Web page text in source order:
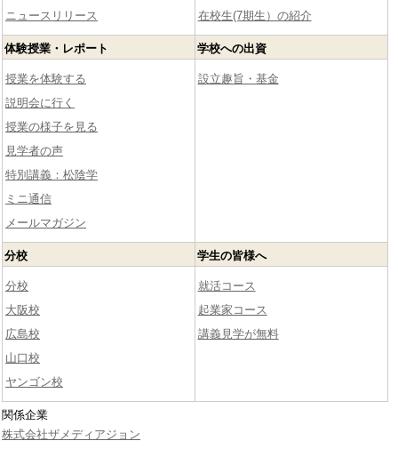
ニュースリリース
在校生(7期生）の紹介
体験授業・レポート
授業を体験する
説明会に行く
授業の様子を見る
見学者の声
特別講義：松陰学
ミニ通信
メールマガジン
学校への出資
設立趣旨・基金
分校
分校
大阪校
広島校
山口校
ヤンゴン校
学生の皆様へ
就活コース
起業家コース
講義見学が無料
関係企業
株式会社ザメディアジョン